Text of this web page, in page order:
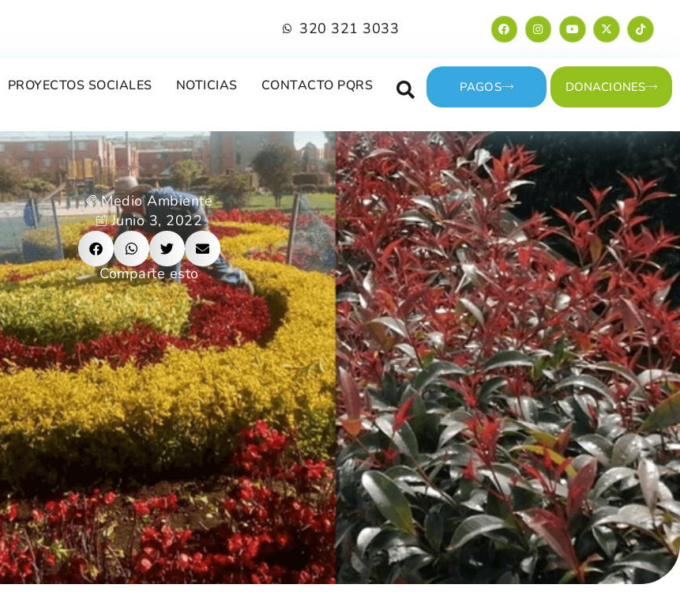
320 321 3033
PROYECTOS SOCIALES NOTICIAS CONTACTO PQRS PAGOS DONACIONES
Medio Ambiente
Junio 3, 2022
Comparte esto